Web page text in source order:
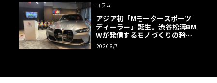
コラム
アジア初「Mモータースポーツ
ディーラー」誕生。渋谷松濤BM
Wが発信するモノづくりの矜持
【木下隆之コラム】
2026 8/7